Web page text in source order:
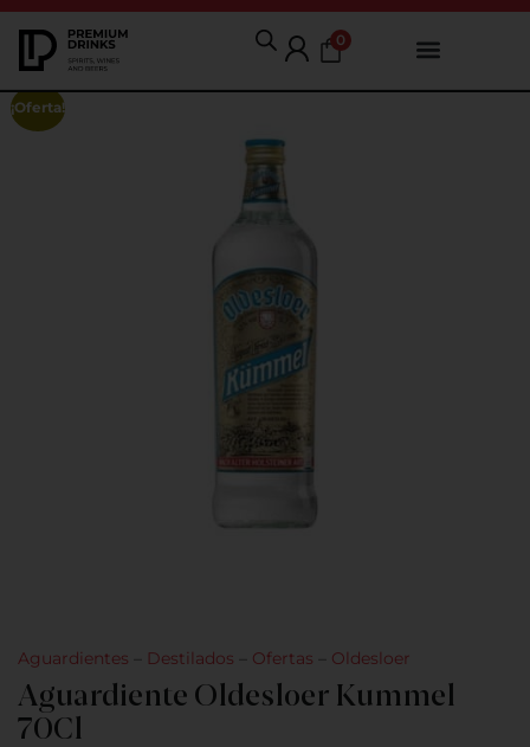
0
¡Oferta!
Aguardientes Destilados Ofertas Oldesloer
Aguardiente Oldesloer Kummel
70Cl